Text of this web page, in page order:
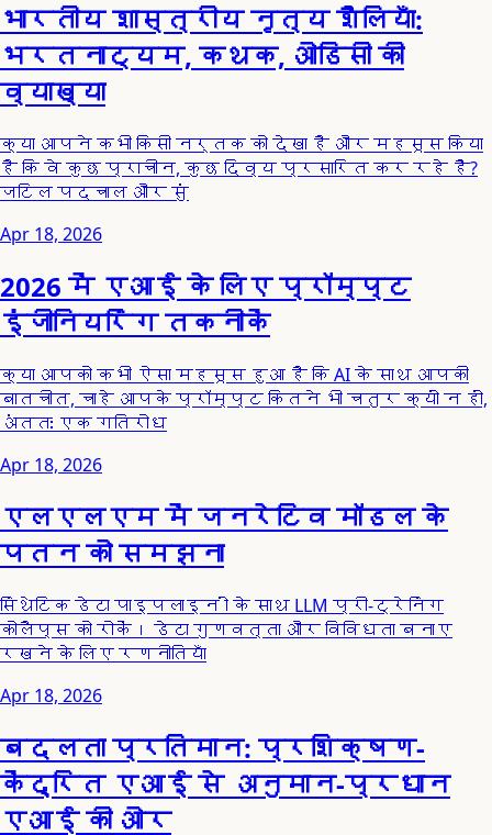
भारतीय शास्त्रीय नृत्य शैलियाँ:
भरतनाट्यम, कथक, ओडिसी की
व्याख्या
क्या आपने कभी किसी नर्तक को देखा है और महसूस किया
है कि वे कुछ प्राचीन, कुछ दिव्य प्रसारित कर रहे हैं?
जटिल पदचाल और सुं
Apr 18, 2026
2026 में एआई के लिए प्रॉम्प्ट
इंजीनियरिंग तकनीकें
क्या आपको कभी ऐसा महसूस हुआ है कि AI के साथ आपकी
बातचीत, चाहे आपके प्रॉम्प्ट कितने भी चतुर क्यों न हों,
अंततः एक गतिरोध
Apr 18, 2026
एलएलएम में जनरेटिव मॉडल के
पतन को समझना
सिंथेटिक डेटा पाइपलाइन ों के साथ LLM प्री-ट्रेनिंग
कोलैप्स को रोकें। डेटा गुणवत्ता और विविधता बनाए
रखने के लिए रणनीतियाँ
Apr 18, 2026
बदलता प्रतिमान: प्रशिक्षण-
केंद्रित एआई से अनुमान-प्रधान
एआई की ओर